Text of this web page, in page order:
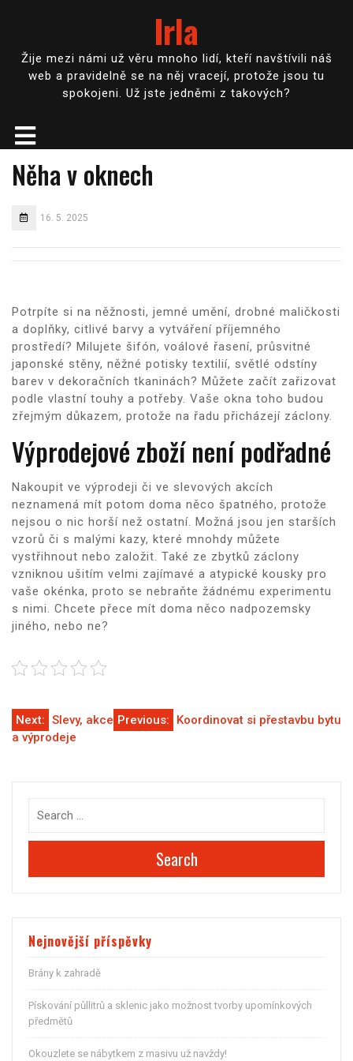
Irla
Žije mezi námi už věru mnoho lidí, kteří navštívili náš
web a pravidelně se na něj vracejí, protože jsou tu
spokojeni. Už jste jedněmi z takových?
Něha v oknech
16. 5. 2025
Potrpíte si na něžnosti, jemné umění, drobné maličkosti
a doplňky, citlivé barvy a vytváření příjemného
prostředí? Milujete šifón, voálové řasení, průsvitné
japonské stěny, něžné potisky textilií, světlé odstíny
barev v dekoračních tkaninách? Můžete začít zařizovat
podle vlastní touhy a potřeby. Vaše okna toho budou
zřejmým důkazem, protože na řadu přicházejí záclony
Výprodejové zboží není podřadné
Nakoupit ve výprodeji či ve slevových akcích
neznamená mít potom doma něco špatného, protože
nejsou o nic horší než ostatní. Možná jsou jen starších
vzorů či s malými kazy, které mnohdy můžete
vystřihnout nebo založit. Také ze zbytků záclony
vzniknou ušitím velmi zajímavé a atypické kousky pro
vaše okénka, proto se nebraňte žádnému experimentu
s nimi. Chcete přece mít doma něco nadpozemsky
jiného, nebo ne?
Navigace
pro
Previous: Koordinovat si přestavbu bytu
Next: Slevy, akce
a výprodeje
Search
Nejnovější příspěvky
Brány k zahradě
Pískování půllitrů a sklenic jako možnost tvorby upomínkových
předmětů
Okouzlete se nábytkem z masivu už navždy!